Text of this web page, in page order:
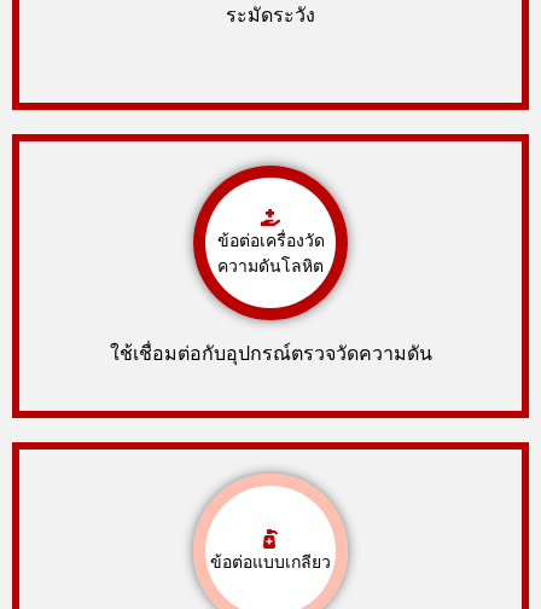
ระมัดระวัง
ข้อต่อเครื่องวัด
ความดันโลหิต
ใช้เชื่อมต่อกับอุปกรณ์ตรวจวัดความดัน
ข้อต่อแบบเกลียว